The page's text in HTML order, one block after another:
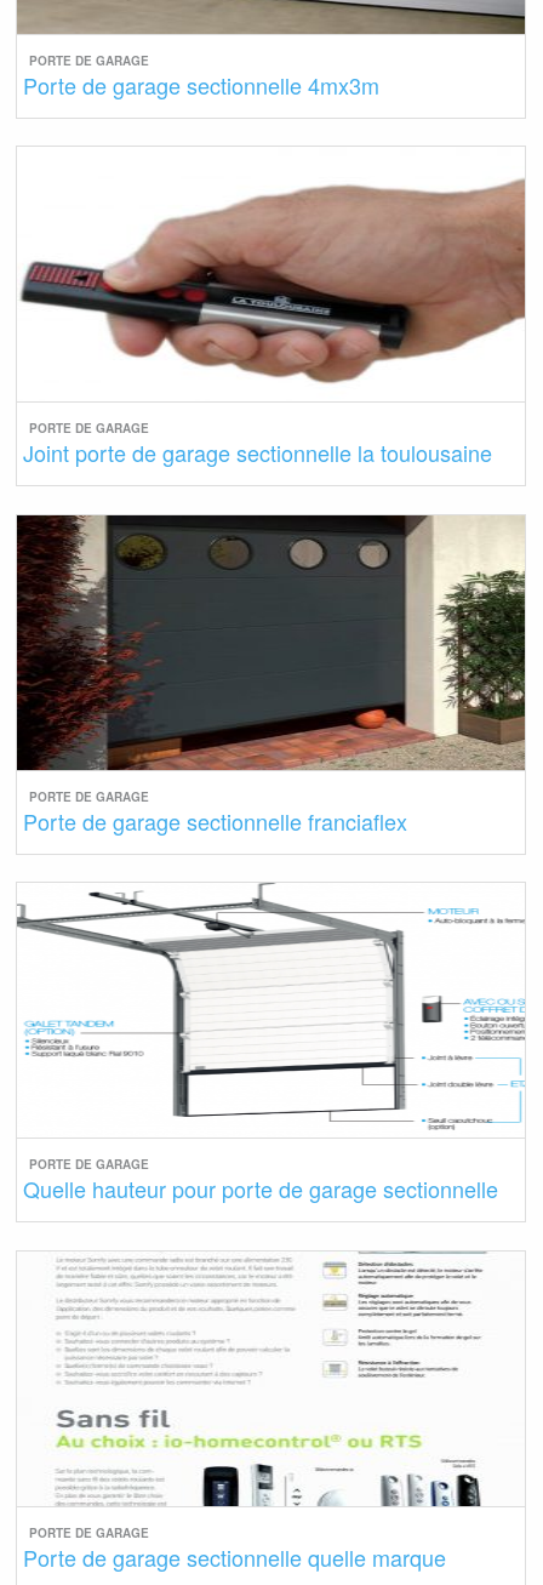
PORTE DE GARAGE
Porte de garage sectionnelle 4mx3m
PORTE DE GARAGE
Joint porte de garage sectionnelle la toulousaine
PORTE DE GARAGE
Porte de garage sectionnelle franciaflex
PORTE DE GARAGE
Quelle hauteur pour porte de garage sectionnelle
PORTE DE GARAGE
Porte de garage sectionnelle quelle marque